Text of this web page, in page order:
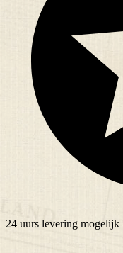
24 uurs levering mogelijk